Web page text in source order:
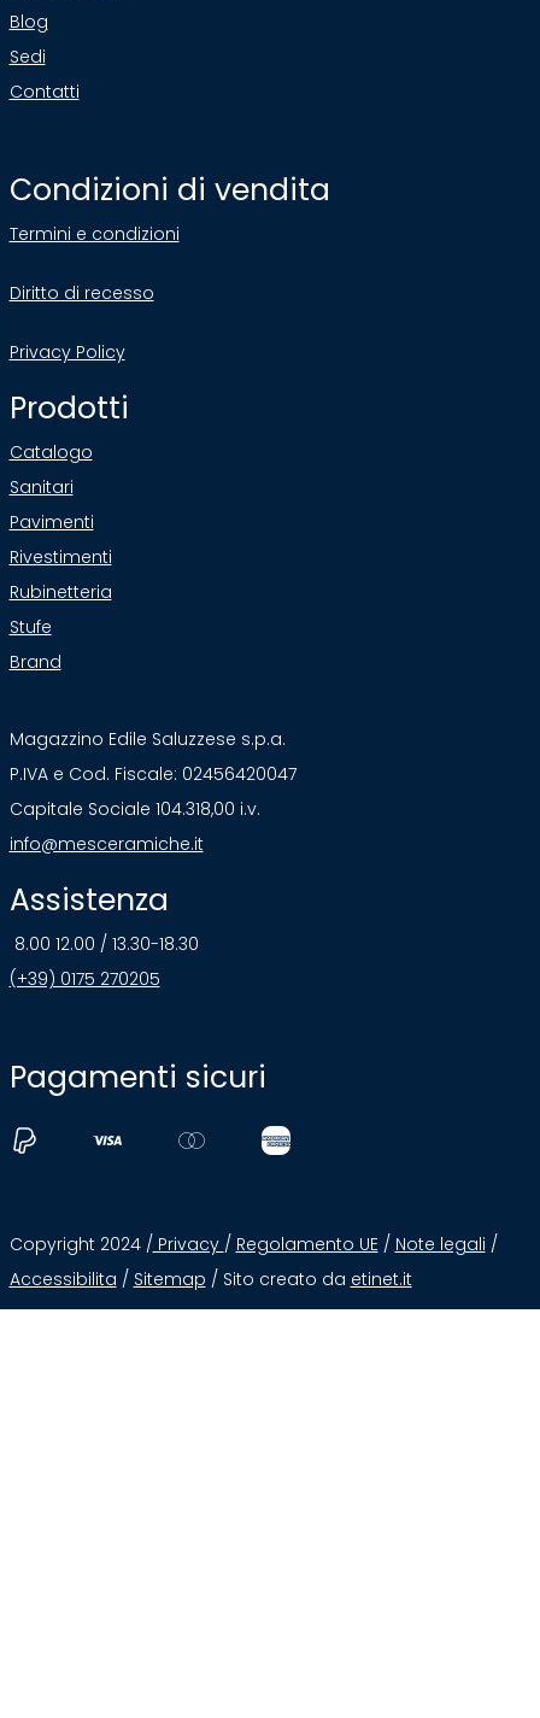
Blog
Sedi
Contatti
Condizioni di vendita
Termini e condizioni
Diritto di recesso
Privacy Policy
Prodotti
Catalogo
Sanitari
Pavimenti
Rivestimenti
Rubinetteria
Stufe
Brand
Magazzino Edile Saluzzese s.p.a.
P.IVA e Cod. Fiscale: 02456420047
Capitale Sociale 104.318,00 i.v.
info@mesceramiche.it
Assistenza
8.00 12.00 / 13.30-18.30
(+39) 0175 270205
Pagamenti sicuri
Copyright 2024 /Privacy / Regolamento UE/ Note legali /
Accessibilita / Sitemap / Sito creato da etinet.it